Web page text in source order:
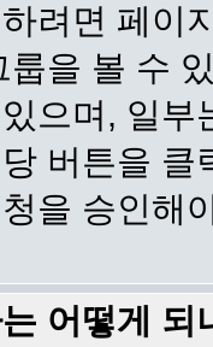
려면 페이
룹을 볼 수
으며, 일
버튼을
을 승인해
어떻게 되